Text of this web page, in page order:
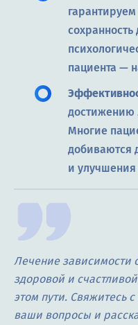
пациента —
достижению
Многие
добиваются
и
Лечение зависимости
здоровой и
этом пути. Свяжитесь
ваши вопросы и